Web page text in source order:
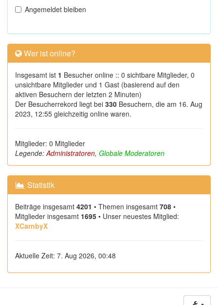
Angemeldet bleiben
Wer ist online?
Insgesamt ist 1 Besucher online :: 0 sichtbare Mitglieder, 0
unsichtbare Mitglieder und 1 Gast (basierend auf den
aktiven Besuchern der letzten 2 Minuten)
Der Besucherrekord liegt bei 330 Besuchern, die am 16. Aug
2023, 12:55 gleichzeitig online waren.
Mitglieder: 0 Mitglieder
Legende:Administratoren, Globale Moderatoren
Statistik
Beiträge insgesamt 4201 • Themen insgesamt 708 •
Mitglieder insgesamt 1695 • Unser neuestes Mitglied:
XCarnbyX
Aktuelle Zeit: 7. Aug 2026, 00:48